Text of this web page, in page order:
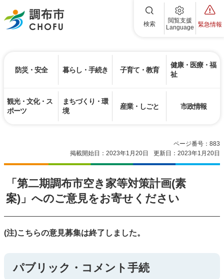
調布市 検索
閲覧支援
Language
緊急情報
防災・安全 暮らし・手続き 子育て・教育
健康・医療・福
祉
観光・文化・ス
ポーツ
まちづくり・環
境
産業・しごと 市政情報
ページ番号：883
掲載開始日：2023年1月20日
更新日：2023年1月20日
「第二期調布市空き家等対策計画(素
案)」へのご意見をお寄せください
(注)こちらの意見募集は終了しました。
パブリック・コメント手続